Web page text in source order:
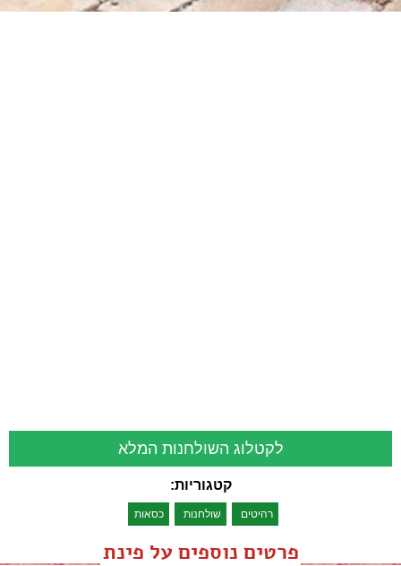
לקטלוג השולחנות המלא
קטגוריות:
רהיטים שולחנות כסאות
פרטים נוספים על פינת